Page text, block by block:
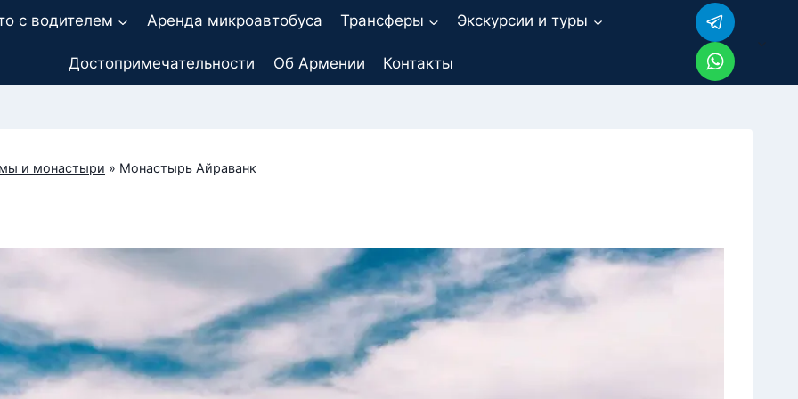
с водителем Аренда микроавтобуса Трансферы Экскурсии и туры
Достопримечательности Об Армении Контакты
и монастыри » Монастырь Айраванк